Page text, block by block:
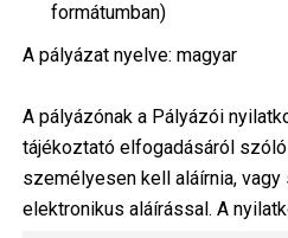
formátumban)
A pályázat nyelve: magyar
A pályázónak a Pályázói
tájékoztató elfogadásáról
személyesen kell aláírnia,
elektronikus aláírással. A